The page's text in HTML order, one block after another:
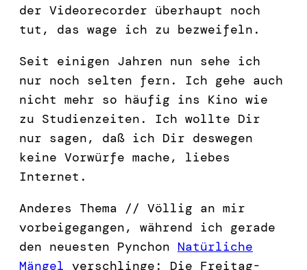
der Videorecorder überhaupt noch
tut, das wage ich zu bezweifeln.
Seit einigen Jahren nun sehe ich
nur noch selten fern. Ich gehe auch
nicht mehr so häufig ins Kino wie
zu Studienzeiten. Ich wollte Dir
nur sagen, daß ich Dir deswegen
keine Vorwürfe mache, liebes
Internet.
Anderes Thema // Völlig an mir
vorbeigegangen, während ich gerade
den neuesten Pynchon Natürliche
Mängel verschlinge: Die Freitag-